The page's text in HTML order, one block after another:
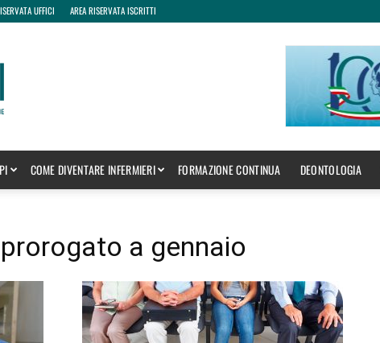
UFFICI AREA RISERVATA ISCRITTI
COME DIVENTARE INFERMIERI FORMAZIONE CONTINUA DEONTOLOGIA
a gennaio